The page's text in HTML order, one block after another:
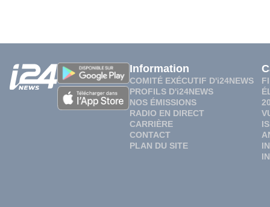
Information
COMITÉ EXÉCUTIF D'i24NEWS
PROFILS D'i24NEWS
NOS ÉMISSIONS
RADIO EN DIRECT
CARRIÈRE
CONTACT
PLAN DU SITE